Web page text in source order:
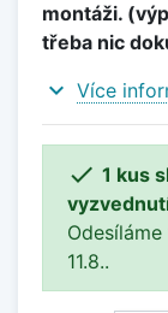
montáži.
třeba nic
expand_more Více
 1 kus
11.8..